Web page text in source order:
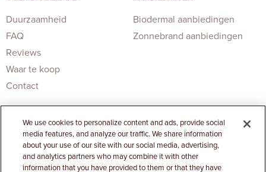
Duurzaamheid
FAQ
Reviews
Waar te koop
Contact
Biodermal aanbiedingen
Zonnebrand aanbiedingen
We use cookies to personalize content and ads, provide social
media features, and analyze our traffic. We share information
about your use of our site with our social media, advertising,
and analytics partners who may combine it with other
information that you have provided to them or that they have